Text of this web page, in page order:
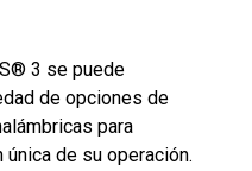
3 se puede
de opciones de
para
de su operación.